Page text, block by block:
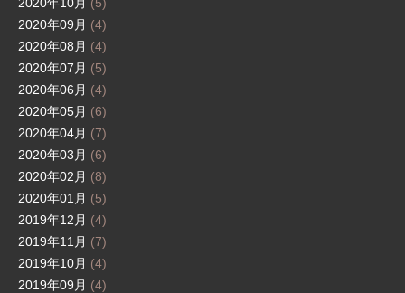
2020年09月 (4)
2020年08月 (4)
2020年07月 (5)
2020年06月 (4)
2020年05月 (6)
2020年04月 (7)
2020年03月 (6)
2020年02月 (8)
2020年01月 (5)
2019年12月 (4)
2019年11月 (7)
2019年10月 (4)
2019年09月 (4)